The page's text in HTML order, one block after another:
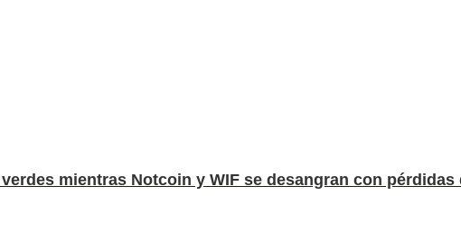
mientras Notcoin y WIF se desangran con pérdidas